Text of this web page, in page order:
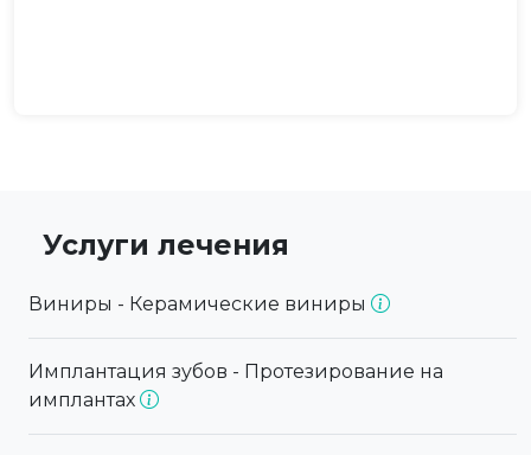
Услуги лечения
Виниры - Керамические виниры
Имплантация зубов - Протезирование на
имплантах